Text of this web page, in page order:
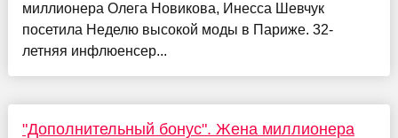
миллионера Олега Новикова, Инесса Шевчук
посетила Неделю высокой моды в Париже. 32-
летняя инфлюенсер...
"Дополнительный бонус". Жена миллионера